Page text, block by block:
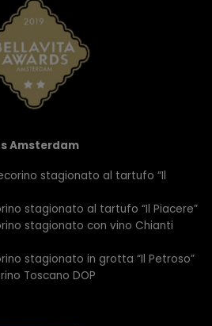
Amsterdam
stagionato al tartufo “Il
stagionato al tartufo “Il Piacere”
stagionato con vino Chianti
stagionato in grotta “Il Petroso”
Toscano DOP